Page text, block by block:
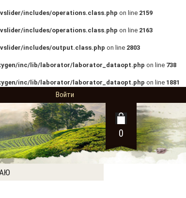
includes/operations.class.php on line 2159
includes/operations.class.php on line 2163
includes/output.class.php on line 2803
inc/lib/laborator/laborator_dataopt.php on line 738
inc/lib/laborator/laborator_dataopt.php on line 1881
Войти
0